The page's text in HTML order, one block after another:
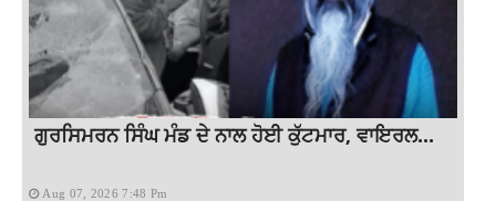
ਗੁਰਸਿਮਰਨ ਸਿੰਘ ਮੰਡ ਦੇ ਨਾਲ ਹੋਈ ਕੁੱਟਮਾਰ, ਵਾਇਰਲ...
Aug 07, 2026 7:48 Pm